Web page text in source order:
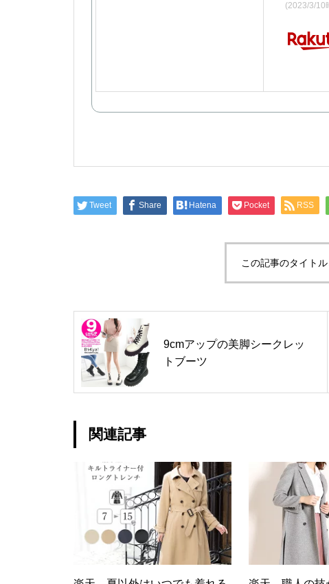
(2023/3/10
Tweet Share Hatena Pocket RSS
この記事のタイト
9cmアップの美脚シークレッ
トブーツ
関連記事